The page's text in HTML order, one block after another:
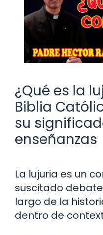
¿Qué es la
Biblia
su
enseñanzas
La lujuria es un
suscitado
largo de la
dentro de